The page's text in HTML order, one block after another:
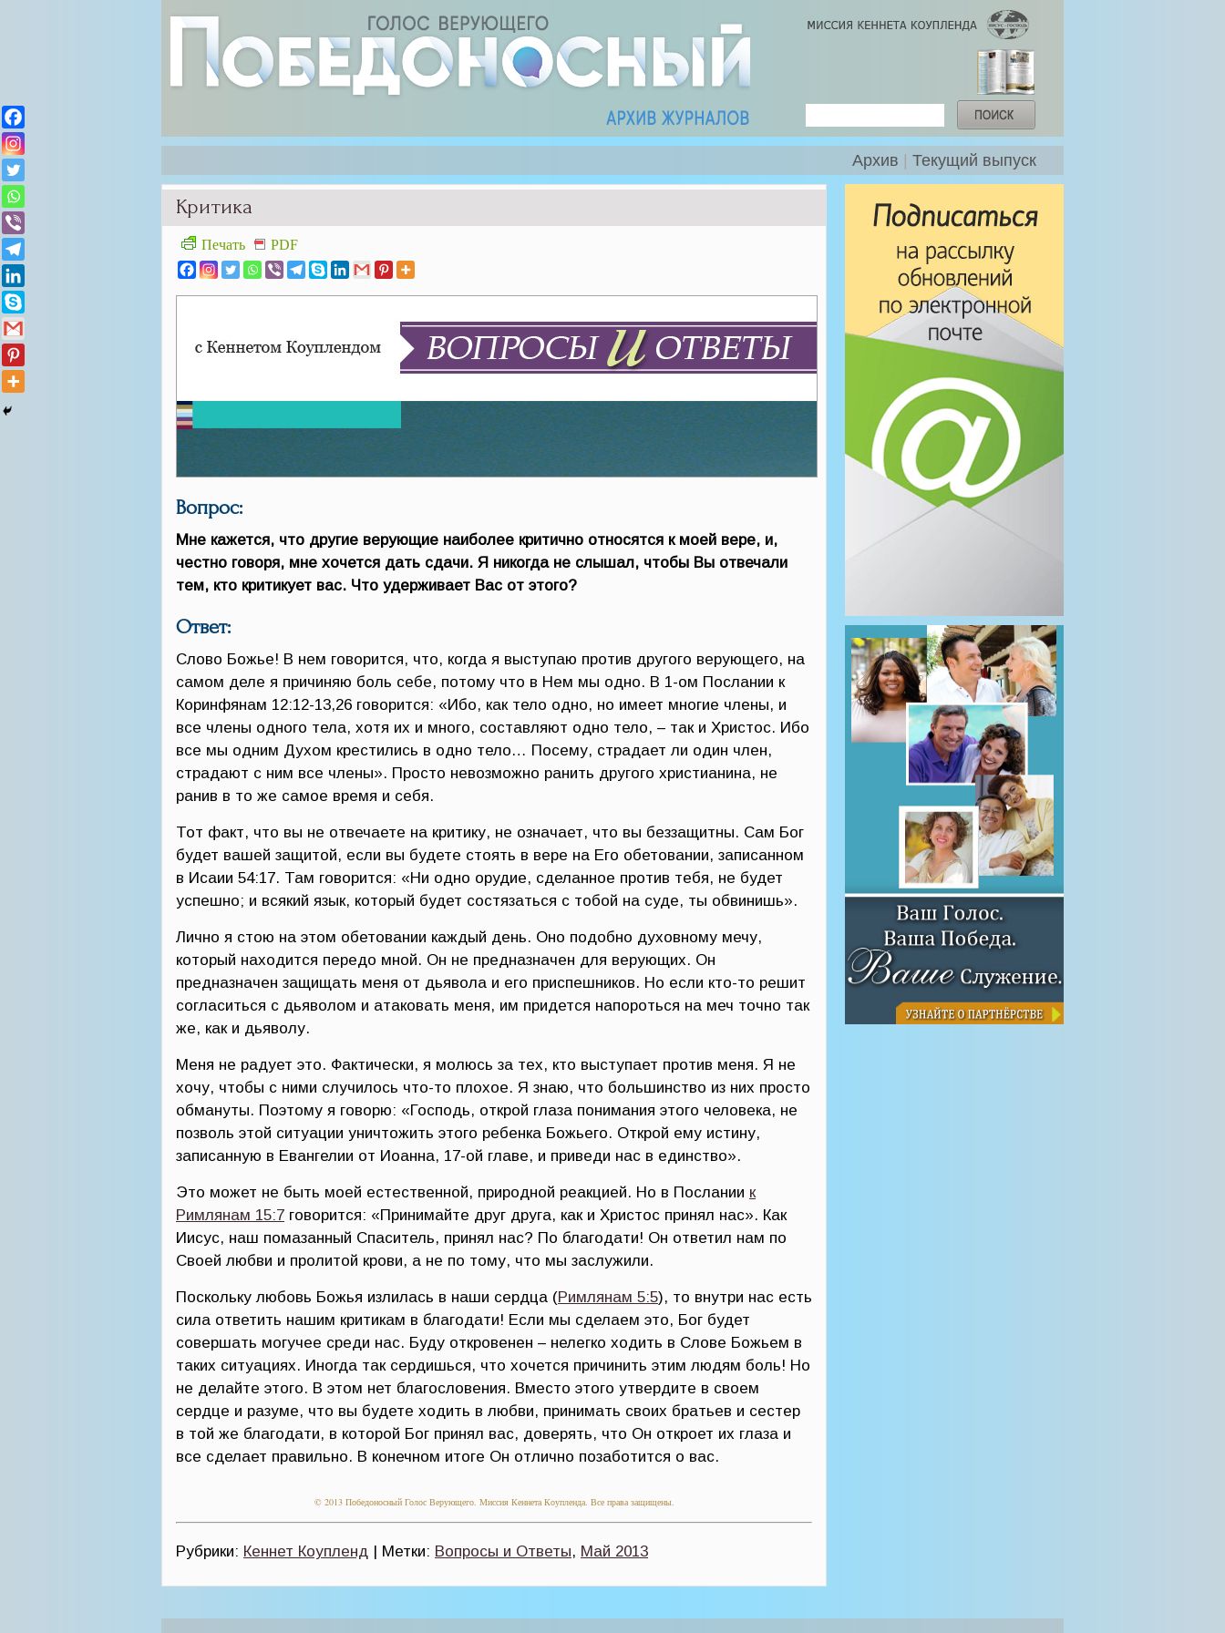
Архив Текущий выпуск
Критика
Печать PDF
Вопрос:
Мне кажется, что другие верующие наиболее критично относятся к моей вере, и,
честно говоря, мне хочется дать сдачи. Я никогда не слышал, чтобы Вы отвечали
тем, кто критикует вас. Что удерживает Вас от этого?
Ответ:
Слово Божье! В нем говорится, что, когда я выступаю против другого верующего, на
самом деле я причиняю боль себе, потому что в Нем мы одно. В 1-ом Послании к
Коринфянам 12:12-13,26 говорится: «Ибо, как тело одно, но имеет многие члены, и
все члены одного тела, хотя их и много, составляют одно тело, – так и Христос. Ибо
все мы одним Духом крестились в одно тело… Посему, страдает ли один член,
страдают с ним все члены». Просто невозможно ранить другого христианина, не
ранив в то же самое время и себя.
Тот факт, что вы не отвечаете на критику, не означает, что вы беззащитны. Сам Бог
будет вашей защитой, если вы будете стоять в вере на Его обетовании, записанном
в Исаии 54:17. Там говорится: «Ни одно орудие, сделанное против тебя, не будет
успешно; и всякий язык, который будет состязаться с тобой на суде, ты обвинишь».
Лично я стою на этом обетовании каждый день. Оно подобно духовному мечу,
который находится передо мной. Он не предназначен для верующих. Он
предназначен защищать меня от дьявола и его приспешников. Но если кто-то решит
согласиться с дьяволом и атаковать меня, им придется напороться на меч точно так
же, как и дьяволу.
Меня не радует это. Фактически, я молюсь за тех, кто выступает против меня. Я не
хочу, чтобы с ними случилось что-то плохое. Я знаю, что большинство из них просто
обмануты. Поэтому я говорю: «Господь, открой глаза понимания этого человека, не
позволь этой ситуации уничтожить этого ребенка Божьего. Открой ему истину,
записанную в Евангелии от Иоанна, 17-ой главе, и приведи нас в единство».
Это может не быть моей естественной, природной реакцией. Но в Послании к
Римлянам 15:7 говорится: «Принимайте друг друга, как и Христос принял нас». Как
Иисус, наш помазанный Спаситель, принял нас? По благодати! Он ответил нам по
Своей любви и пролитой крови, а не по тому, что мы заслужили.
Поскольку любовь Божья излилась в наши сердца (Римлянам 5:5), то внутри нас есть
сила ответить нашим критикам в благодати! Если мы сделаем это, Бог будет
совершать могучее среди нас. Буду откровенен – нелегко ходить в Слове Божьем в
таких ситуациях. Иногда так сердишься, что хочется причинить этим людям боль! Но
не делайте этого. В этом нет благословения. Вместо этого утвердите в своем
сердце и разуме, что вы будете ходить в любви, принимать своих братьев и сестер
в той же благодати, в которой Бог принял вас, доверять, что Он откроет их глаза и
все сделает правильно. В конечном итоге Он отлично позаботится о вас.
© 2013 Победоносный Голос Верующего. Миссия Кеннета Коупленда. Все права защищены.
Рубрики: Кеннет Коупленд | Метки: Вопросы и Ответы, Май 2013